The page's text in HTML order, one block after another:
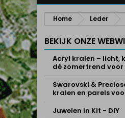
Home Leder
BEKIJK ONZE
Acryl kralen – licht,
dé zomertrend voor
Swarovski &
kralen en parels
Juwelen in Kit - DIY